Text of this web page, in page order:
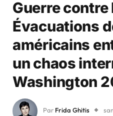
Guerre contre
Évacuations
américains
un chaos
Washington
Par Frida Ghitis